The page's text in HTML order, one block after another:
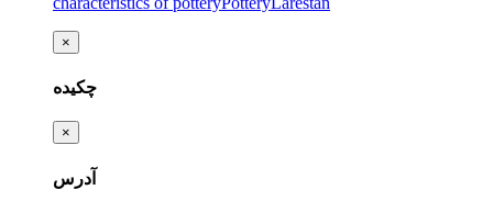
×
چکیده
×
آدرس